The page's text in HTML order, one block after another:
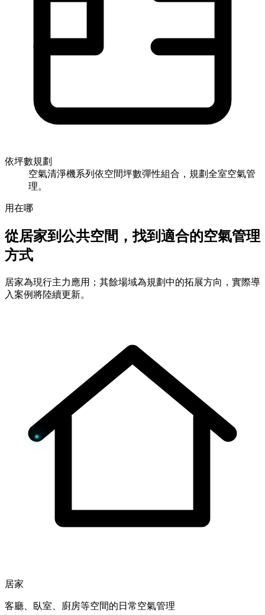
依坪數規劃
空氣清淨機系列依空間坪數彈性組合，規劃全室空氣管
理。
用在哪
從居家到公共空間，找到適合的空氣管理
方式
居家為現行主力應用；其餘場域為規劃中的拓展方向，實際導
入案例將陸續更新。
居家
客廳、臥室、廚房等空間的日常空氣管理